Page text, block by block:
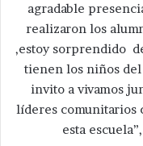
agradable
realizaron los
,estoy sorprendido
tienen los niños del
invito a vivamos
líderes comunitarios
esta